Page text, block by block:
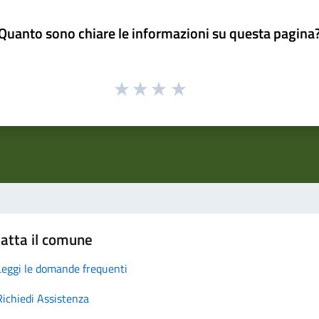
sono chiare le informazioni su questa
il comune
le domande frequenti
Assistenza